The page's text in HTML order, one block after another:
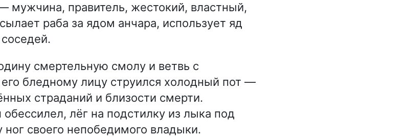
мужчина, правитель, жестокий, властный,
раба за ядом анчара, использует яд
смертельную смолу и ветвь с
бледному лицу струился холодный пот —
страданий и близости смерти.
лёг на подстилку из лыка под
своего непобедимого владыки.